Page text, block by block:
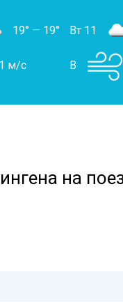
19° — 19°
1 м/с
Вт 11
В
на